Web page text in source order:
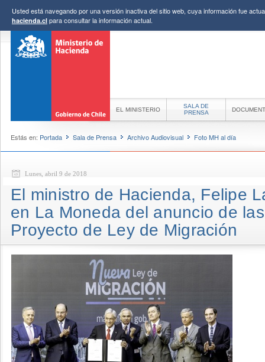
Usted está navegando por una versión inactiva del sitio web, cuya información fue
hacienda.cl para consultar la información actual.
EL MINISTERIO
SALA DE
PRENSA
Estás en: Portada Sala de Prensa Archivo Audiovisual Foto MH al día
Lunes, abril 9 de 2018
El ministro de Hacienda, Felipe
en La Moneda del anuncio de
Proyecto de Ley de Migración